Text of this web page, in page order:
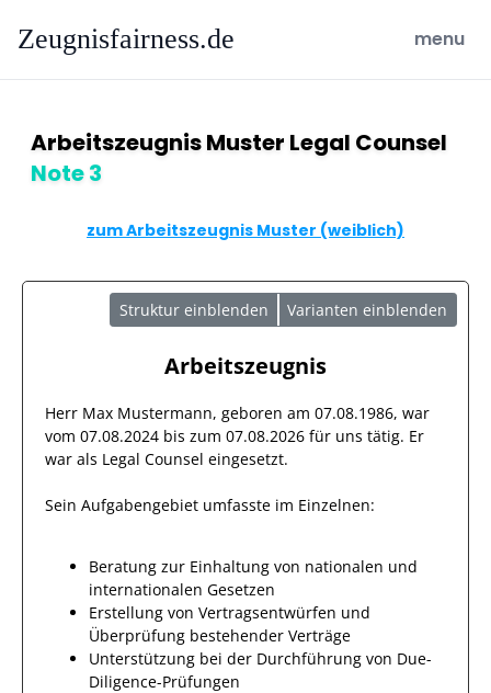
Zeugnisfairness.de open
menu
Arbeitszeugnis Muster Legal Counsel
Note 3
zum Arbeitszeugnis Muster (weiblich)
Struktur einblenden Varianten einblenden
Arbeitszeugnis
Herr Max Mustermann, geboren am 07.08.1986, war
vom 07.08.2024 bis zum 07.08.2026 für uns tätig. Er
war als Legal Counsel eingesetzt.
Sein Aufgabengebiet umfasste im Einzelnen:
Beratung zur Einhaltung von nationalen und
internationalen Gesetzen
Erstellung von Vertragsentwürfen und
Überprüfung bestehender Verträge
Unterstützung bei der Durchführung von Due-
Diligence-Prüfungen